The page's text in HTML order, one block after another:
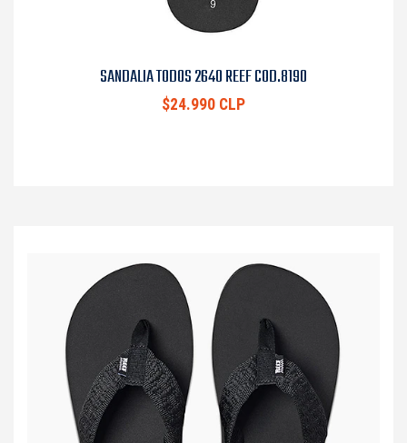
SANDALIA TODOS 2640 REEF COD.8190
$24.990 CLP